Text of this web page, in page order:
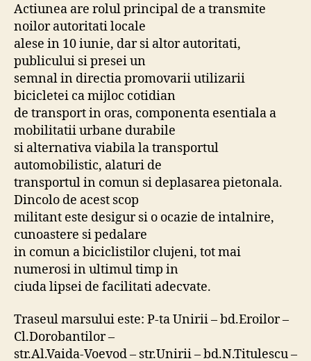
Actiunea are rolul principal de a transmite
noilor autoritati locale
alese in 10 iunie, dar si altor autoritati,
publicului si presei un
semnal in directia promovarii utilizarii
bicicletei ca mijloc cotidian
de transport in oras, componenta esentiala a
mobilitatii urbane durabile
si alternativa viabila la transportul
automobilistic, alaturi de
transportul in comun si deplasarea pietonala.
Dincolo de acest scop
militant este desigur si o ocazie de intalnire,
cunoastere si pedalare
in comun a biciclistilor clujeni, tot mai
numerosi in ultimul timp in
ciuda lipsei de facilitati adecvate.
Traseul marsului este: P-ta Unirii – bd.Eroilor –
Cl.Dorobantilor –
str.Al.Vaida-Voevod – str.Unirii – bd.N.Titulescu –